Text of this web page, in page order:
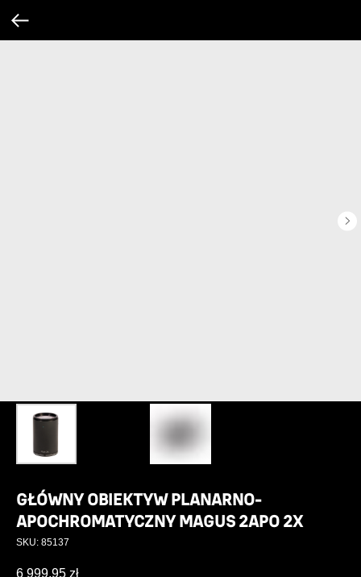
GŁÓWNY OBIEKTYW PLANARNO-
APOCHROMATYCZNY MAGUS 2APO 2X
SKU: 85137
6 999,95 zł